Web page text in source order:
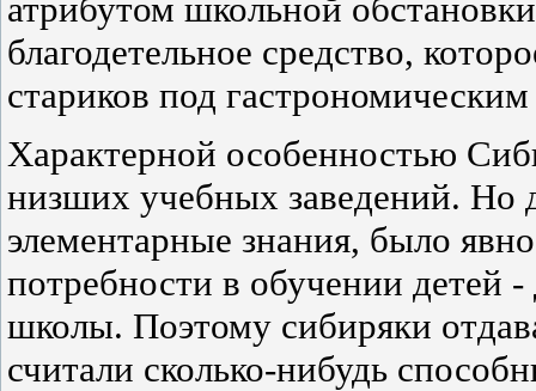
атрибутом школьной
благодетельное средство,
стариков под
Характерной особенностью
низших учебных заведений.
элементарные знания, было
потребности в обучении детей
школы. Поэтому сибиряки
считали сколько-нибудь